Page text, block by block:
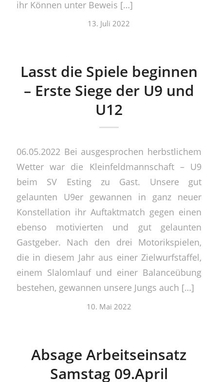
ihr Können unter Beweis […]
13. Juli 2022
Lasst die Spiele beginnen
– Erste Siege der U9 und
U12
06.05.2022 Bei ausgesprochen herbstlichem
Wetter war die Kleinfeldmannschaft – U9
beim SV Esting zu Gast. Unsere gut
gelaunten U9er gewannen in ganz neuer
Konstellation ihr Auftaktmatch gegen einen
ebenso motivierten und gut gelaunten
Gastgeber. Nach den drei Motorikspielen,
die in diesem Jahr aus einer Zielwurfstaffel,
einem Slalomlauf und einer Balanceübung
bestehen, gewannen unsere Jungs auch […]
10. Mai 2022
Absage Arbeitseinsatz
Samstag 09.April